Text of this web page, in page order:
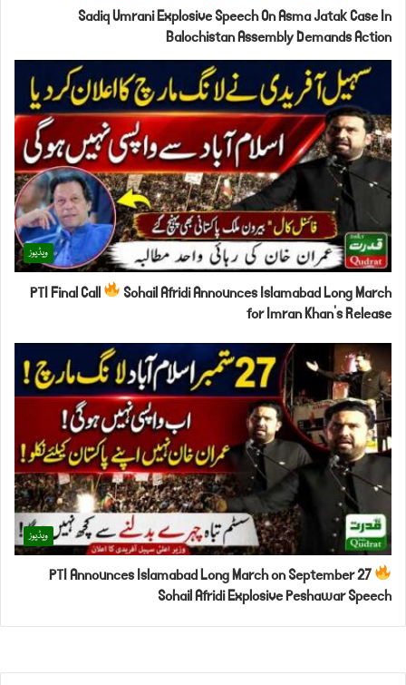
Sadiq Umrani Explosive Speech On Asma Jatak Case In
Balochistan Assembly Demands Action
ویڈیوز
PTI Final Call
Sohail Afridi Announces Islamabad Long March
for Imran Khan’s Release
ویڈیوز
PTI Announces Islamabad Long March on September 27
Sohail Afridi Explosive Peshawar Speech